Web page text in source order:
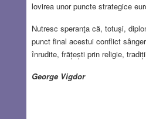
lovirea unor puncte strategice
Nutresc speranţa că, totuşi,
punct final acestui conflict
înrudite, frățești prin religie,
George Vigdor